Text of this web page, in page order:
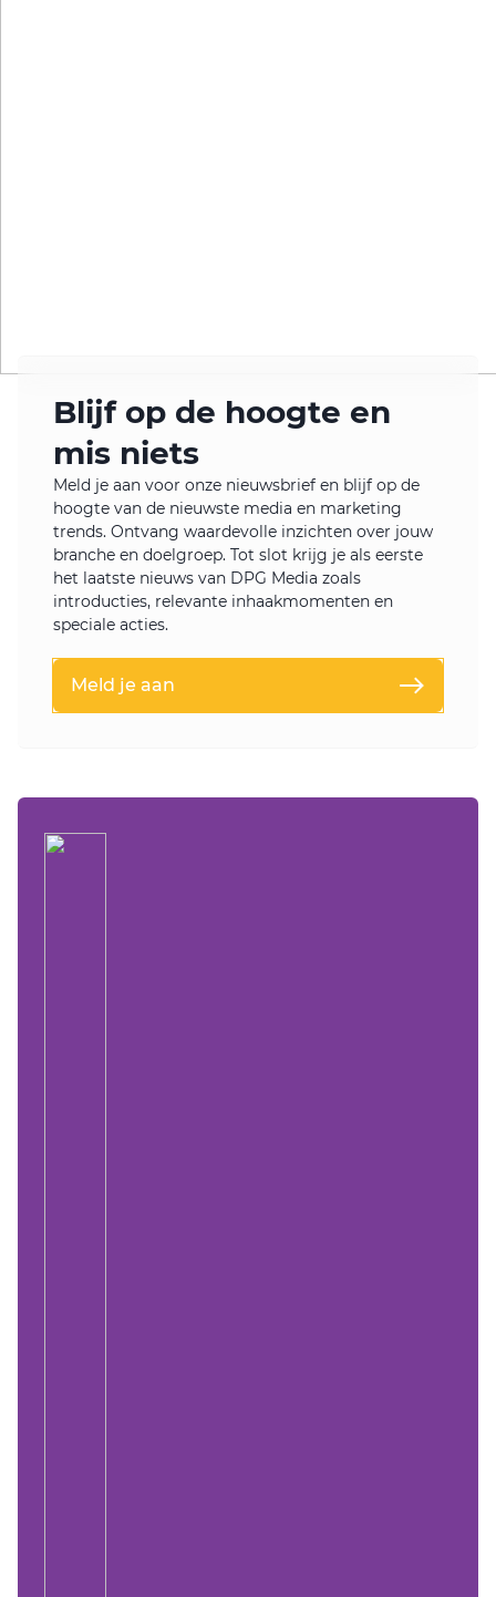
Blijf op de hoogte en
mis niets
Meld je aan voor onze nieuwsbrief en blijf op de
hoogte van de nieuwste media en marketing
trends. Ontvang waardevolle inzichten over jouw
branche en doelgroep. Tot slot krijg je als eerste
het laatste nieuws van DPG Media zoals
introducties, relevante inhaakmomenten en
speciale acties.
Meld je aan